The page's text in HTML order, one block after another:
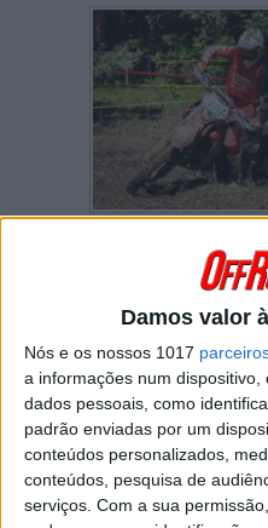
Damos valor
Nós e os nossos 1017
a informações num
dados pessoais, como
padrão enviadas por um
conteúdos personalizados,
conteúdos, pesquisa de
serviços. Com a sua
edição do Enduro de
Terreno bateu mesmo
20 anos no que toca
participantes.
A segunda jornada do
Portugal, inserida no
Enduro 2021,
com uma dezena e
comandos de modelos
No que toca a